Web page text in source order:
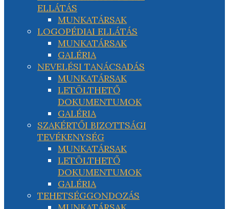
ELLÁTÁS
MUNKATÁRSAK
LOGOPÉDIAI ELLÁTÁS
MUNKATÁRSAK
GALÉRIA
NEVELÉSI TANÁCSADÁS
MUNKATÁRSAK
LETÖLTHETŐ
DOKUMENTUMOK
GALÉRIA
SZAKÉRTŐI BIZOTTSÁGI
TEVÉKENYSÉG
MUNKATÁRSAK
LETÖLTHETŐ
DOKUMENTUMOK
GALÉRIA
TEHETSÉGGONDOZÁS